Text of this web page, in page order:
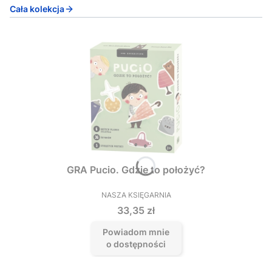
Cała kolekcja
GRA Pucio. Gdzie to położyć?
PRODUCENT
NASZA KSIĘGARNIA
Cena
33,35 zł
Powiadom mnie
o dostępności